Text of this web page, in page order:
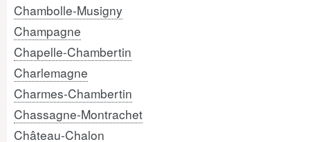
Chambolle-Musigny
Champagne
Chapelle-Chambertin
Charlemagne
Charmes-Chambertin
Chassagne-Montrachet
Château-Chalon